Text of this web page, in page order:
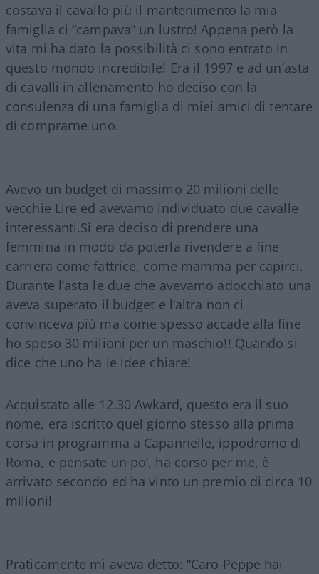
costava il cavallo più il mantenimento la mia
famiglia ci “campava” un lustro! Appena però la
vita mi ha dato la possibilità ci sono entrato in
questo mondo incredibile! Era il 1997 e ad un’asta
di cavalli in allenamento ho deciso con la
consulenza di una famiglia di miei amici di tentare
di comprarne uno.
Avevo un budget di massimo 20 milioni delle
vecchie Lire ed avevamo individuato due cavalle
interessanti.Si era deciso di prendere una
femmina in modo da poterla rivendere a fine
carriera come fattrice, come mamma per capirci.
Durante l’asta le due che avevamo adocchiato una
aveva superato il budget e l’altra non ci
convinceva più ma come spesso accade alla fine
ho speso 30 milioni per un maschio!! Quando si
dice che uno ha le idee chiare!
Acquistato alle 12.30 Awkard, questo era il suo
nome, era iscritto quel giorno stesso alla prima
corsa in programma a Capannelle, ippodromo di
Roma, e pensate un po’, ha corso per me, è
arrivato secondo ed ha vinto un premio di circa 10
milioni!
Praticamente mi aveva detto: “Caro Peppe hai